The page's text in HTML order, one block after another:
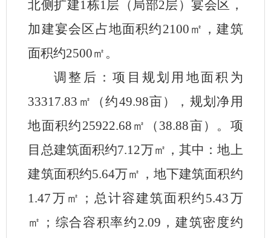
北侧扩建1栋1层（局部2层）宴会区，
加建宴会区占地面积约2100 ㎡ ，建筑
面积约2500㎡ 。
调整后：项目规划用地面积为
33317.83㎡（约49.98亩），规划净用
地面积约25922.68㎡（38.88亩）。项
目总建筑面积约7.12万㎡，其中：地上
建筑面积约5.64万㎡，地下建筑面积约
1.47万㎡；总计容建筑面积约5.43万
㎡；综合容积率约2.09 ，建筑密度约